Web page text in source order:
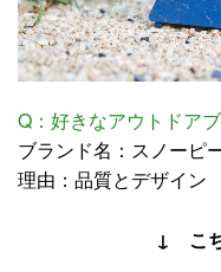
Q：好きなアウトドア
ブランド名：スノーピ
理由：品質とデザイン
↓ こ